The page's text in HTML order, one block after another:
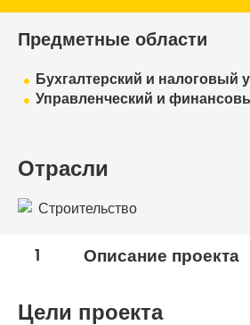
Предметные области
Бухгалтерский и налоговый
Управленческий и
Отрасли
Строительство
1 Описание проекта
Цели проекта